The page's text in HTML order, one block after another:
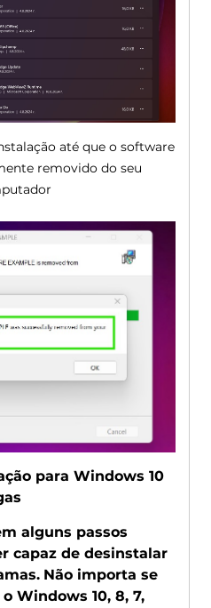
até que o software
removido do seu
para Windows 10
alguns passos
capaz de desinstalar
Não importa se
Windows 10, 8, 7,